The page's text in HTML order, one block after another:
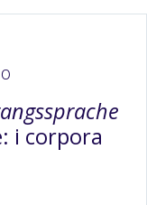
i corpora